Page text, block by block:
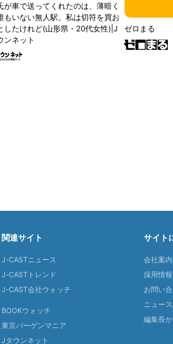
が車で送ってくれたのは、薄暗く
もいない無人駅。私は切符を買お
したけれど(山形県・20代女性)|J
ンネット
ゼロまる
関連サイト
J-CASTニュース
J-CASTトレンド
J-CAST会社ウォッチ
BOOKウォッチ
東京バーゲンマニア
Jタウンネット
サイト
会社案内
採用情報
お問い
ニュー
編集長